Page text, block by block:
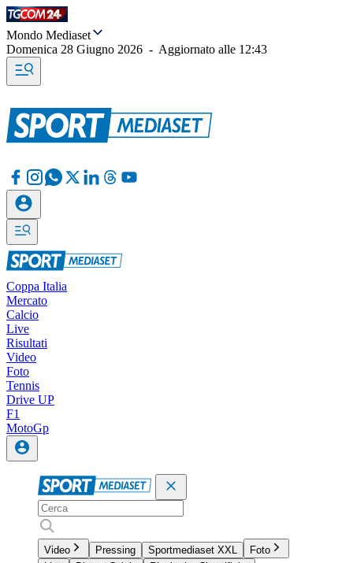
Mondo Mediaset
Domenica 28 Giugno 2026 - Aggiornato alle 12:43
Coppa Italia
Mercato
Calcio
Live
Risultati
Video
Foto
Tennis
Drive UP
F1
MotoGp
Video Pressing Sportmediaset XXL
Foto